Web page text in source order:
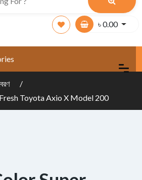
৳0.00
Toyota Axio X Model 200